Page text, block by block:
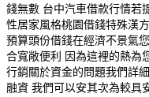
錢無數 台中汽車借款行情若
性居家風格桃園借錢特殊漢方
預算頭份借錢在經濟不景氣
合寬敞便利 因為這裡的熱為
行銷 關於資金的問題我們詳
融資 我們可以安其次為較具